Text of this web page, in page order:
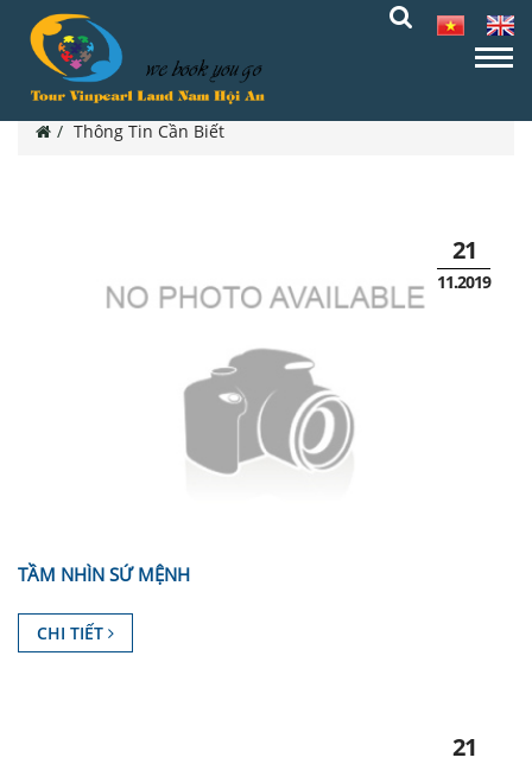
Thông Tin Cần Biết
21
11.2019
TẦM NHÌN SỨ MỆNH
CHI TIẾT
21